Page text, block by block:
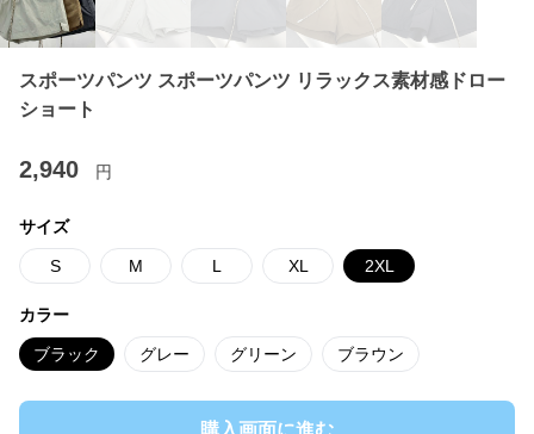
スポーツパンツ スポーツパンツ リラックス素材感ドロー
ショート
2,940 円
サイズ
S M L XL 2XL
カラー
ブラック グレー グリーン ブラウン
購入画面に進む